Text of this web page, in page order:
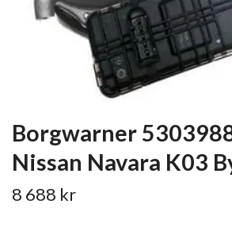
Borgwarner
Nissan Navara K03
8 688 kr